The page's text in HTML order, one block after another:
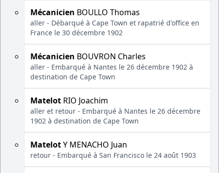
Mécanicien BOULLO Thomas
aller - Débarqué à Cape Town et rapatrié d'office en
France le 30 décembre 1902
Mécanicien BOUVRON Charles
aller - Embarqué à Nantes le 26 décembre 1902 à
destination de Cape Town
Matelot RIO Joachim
aller et retour - Embarqué à Nantes le 26 décembre
1902 à destination de Cape Town
MatelotY MENACHO Juan
retour - Embarqué à San Francisco le 24 août 1903